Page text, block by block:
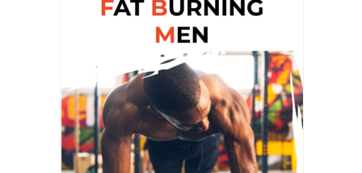
AJOUTER AU PANIER